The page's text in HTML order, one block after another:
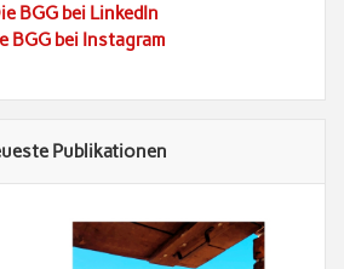
BGG bei LinkedIn
BGG bei Instagram
Publikationen